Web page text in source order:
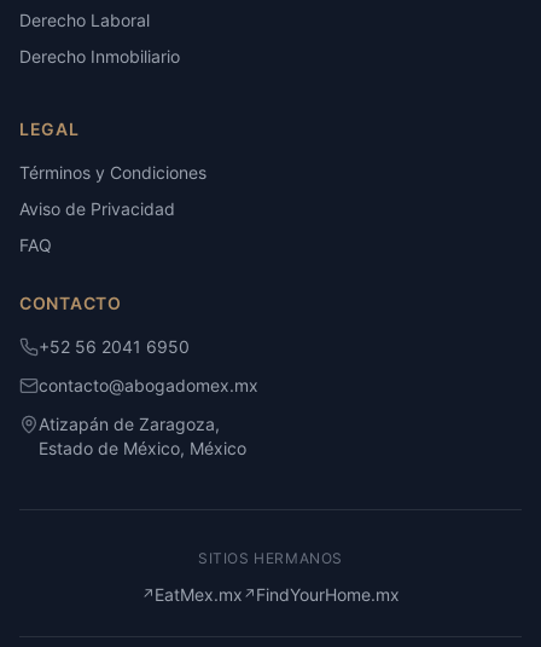
Derecho Laboral
Derecho Inmobiliario
LEGAL
Términos y Condiciones
Aviso de Privacidad
FAQ
CONTACTO
+52 56 2041 6950
contacto@abogadomex.mx
Atizapán de Zaragoza,
Estado de México, México
SITIOS HERMANOS
↗ EatMex.mx ↗ FindYourHome.mx